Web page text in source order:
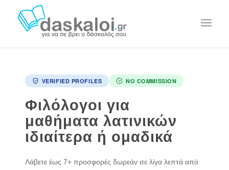
VERIFIED PROFILES NO COMMISSION
Φιλόλογοι για
μαθήματα λατινικών
ιδιαίτερα ή ομαδικά
Λάβετε έως 7+ προσφορές δωρεάν σε λίγα λεπτά από